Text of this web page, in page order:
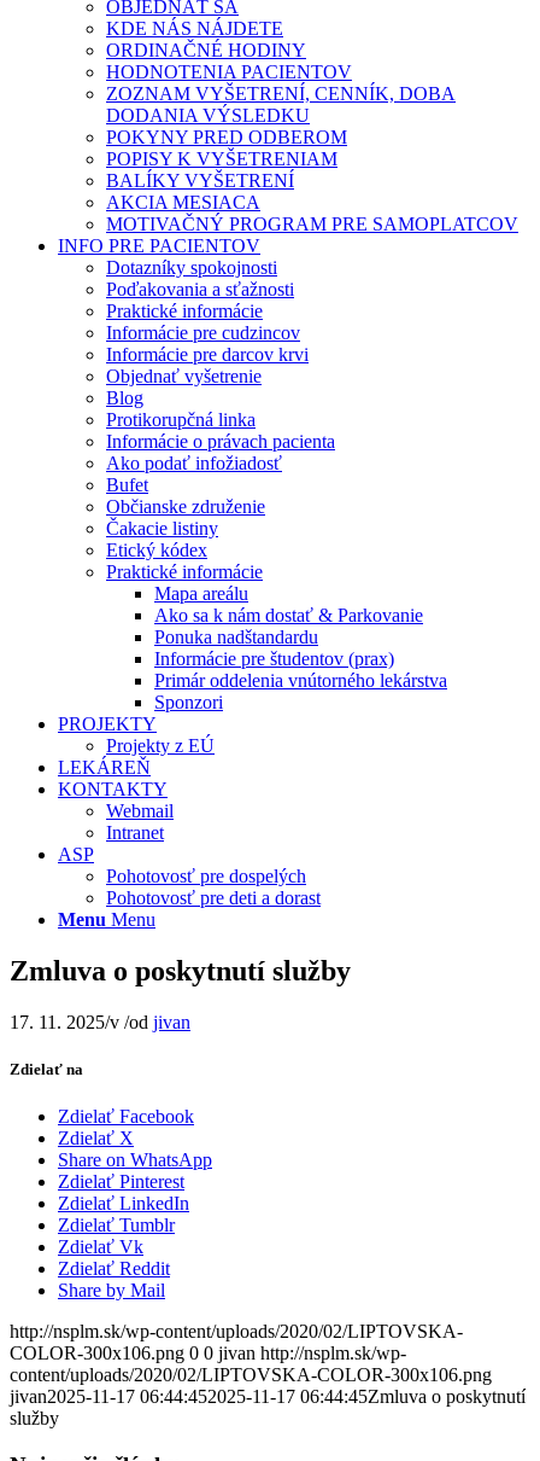
OBJEDNAŤ SA
KDE NÁS NÁJDETE
ORDINAČNÉ HODINY
HODNOTENIA PACIENTOV
ZOZNAM VYŠETRENÍ, CENNÍK, DOBA
DODANIA VÝSLEDKU
POKYNY PRED ODBEROM
POPISY K VYŠETRENIAM
BALÍKY VYŠETRENÍ
AKCIA MESIACA
MOTIVAČNÝ PROGRAM PRE SAMOPLATCOV
INFO PRE PACIENTOV
Dotazníky spokojnosti
Poďakovania a sťažnosti
Praktické informácie
Informácie pre cudzincov
Informácie pre darcov krvi
Objednať vyšetrenie
Blog
Protikorupčná linka
Informácie o právach pacienta
Ako podať infožiadosť
Bufet
Občianske združenie
Čakacie listiny
Etický kódex
Praktické informácie
Mapa areálu
Ako sa k nám dostať & Parkovanie
Ponuka nadštandardu
Informácie pre študentov (prax)
Primár oddelenia vnútorného lekárstva
Sponzori
PROJEKTY
Projekty z EÚ
LEKÁREŇ
KONTAKTY
Webmail
Intranet
ASP
Pohotovosť pre dospelých
Pohotovosť pre deti a dorast
Menu Menu
Zmluva o poskytnutí služby
17. 11. 2025/v /od jivan
Zdielať na
Zdielať Facebook
Zdielať X
Share on WhatsApp
Zdielať Pinterest
Zdielať LinkedIn
Zdielať Tumblr
Zdielať Vk
Zdielať Reddit
Share by Mail
http://nsplm.sk/wp-content/uploads/2020/02/LIPTOVSKA-
COLOR-300x106.png 0 0 jivan http://nsplm.sk/wp-
content/uploads/2020/02/LIPTOVSKA-COLOR-300x106.png
jivan2025-11-17 06:44:452025-11-17 06:44:45Zmluva o poskytnutí
služby